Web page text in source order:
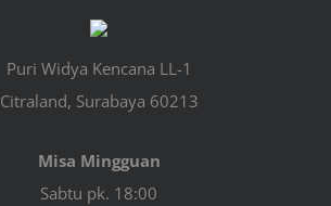
Puri Widya Kencana LL-1
Citraland, Surabaya 60213
Misa Mingguan
Sabtu pk. 18:00